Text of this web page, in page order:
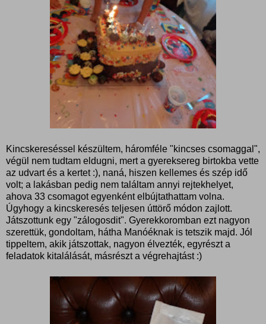
Kincskereséssel készültem, háromféle "kincses csomaggal",
végül nem tudtam eldugni, mert a gyereksereg birtokba vette
az udvart és a kertet :), naná, hiszen kellemes és szép idő
volt; a lakásban pedig nem találtam annyi rejtekhelyet,
ahova 33 csomagot egyenként elbújtathattam volna.
Úgyhogy a kincskeresés teljesen úttörő módon zajlott.
Játszottunk egy "zálogosdit". Gyerekkoromban ezt nagyon
szerettük, gondoltam, hátha Manóéknak is tetszik majd. Jól
tippeltem, akik játszottak, nagyon élvezték, egyrészt a
feladatok kitalálását, másrészt a végrehajtást :)